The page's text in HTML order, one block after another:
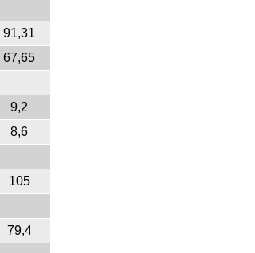
91,31
67,65
9,2
8,6
105
79,4